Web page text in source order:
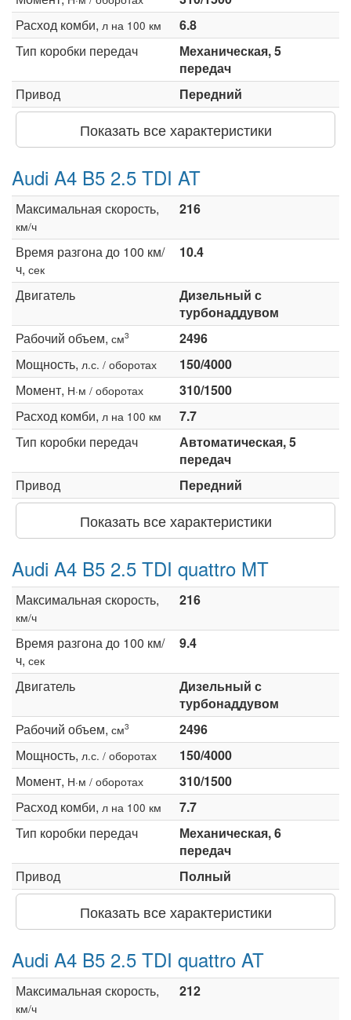
Расход комби, л на 100 км
6.8
Тип коробки передач
Механическая, 5
передач
Привод
Передний
Показать все характеристики
Audi A4 B5 2.5 TDI AT
Максимальная скорость,
км/ч
216
Время разгона до 100 км/
ч, сек
10.4
Двигатель
Дизельный с
турбонаддувом
Рабочий объем, см3
2496
Мощность, л.с. / оборотах
150/4000
Момент, Н·м / оборотах
310/1500
Расход комби, л на 100 км
7.7
Тип коробки передач
Автоматическая, 5
передач
Привод
Передний
Показать все характеристики
Audi A4 B5 2.5 TDI quattro MT
Максимальная скорость,
км/ч
216
Время разгона до 100 км/
ч, сек
9.4
Двигатель
Дизельный с
турбонаддувом
Рабочий объем, см3
2496
Мощность, л.с. / оборотах
150/4000
Момент, Н·м / оборотах
310/1500
Расход комби, л на 100 км
7.7
Тип коробки передач
Механическая, 6
передач
Привод
Полный
Показать все характеристики
Audi A4 B5 2.5 TDI quattro AT
Максимальная скорость,
км/ч
212